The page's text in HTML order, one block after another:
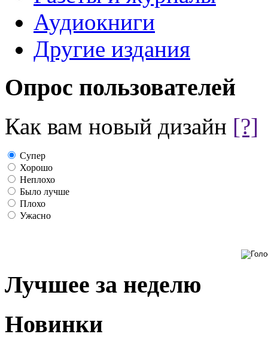
Аудиокниги
Другие издания
Опрос пользователей
Как вам новый дизайн [?]
Супер
Хорошо
Неплохо
Было лучше
Плохо
Ужасно
Лучшее за неделю
Новинки